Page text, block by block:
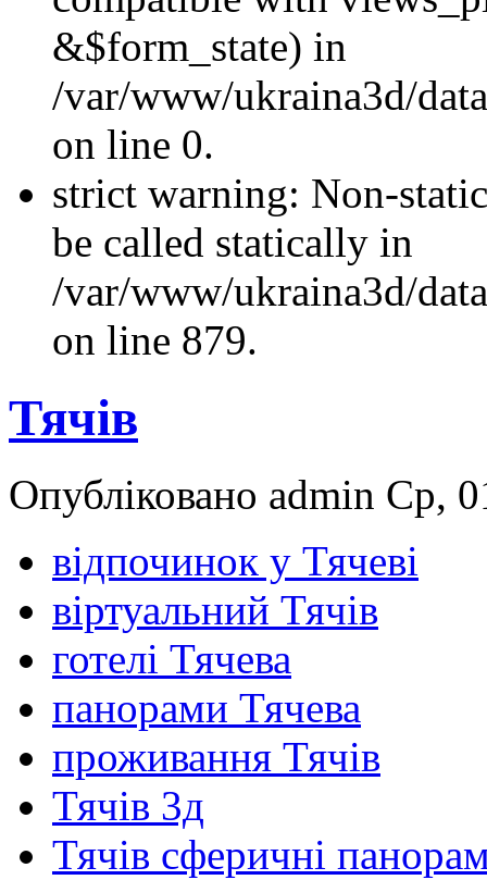
&$form_state) in
/var/www/ukraina3d/
on line 0.
strict warning: Non-
be called statically in
/var/www/ukraina3d/
on line 879.
Тячів
Опубліковано admin Ср,
відпочинок у Тячеві
віртуальний Тячів
готелі Тячева
панорами Тячева
проживання Тячів
Тячів 3д
Тячів сферичні